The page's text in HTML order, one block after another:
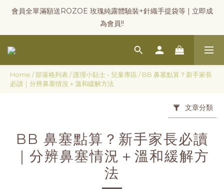
會員全單滿額送ROZOE 玫瑰純露體驗裝+針織手提袋等 | 立即成
為會員!!
Home /部落格列表 /護理小貼士 - 兒童專區 /BB 鼻塞點算？新手家長
必讀｜分辨鼻塞情況＋溫和緩解方法
文章分類
BB 鼻塞點算？新手家長必讀
｜分辨鼻塞情況＋溫和緩解方
法